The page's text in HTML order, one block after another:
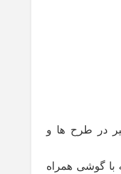
در طرح ها و
با گوشی همراه